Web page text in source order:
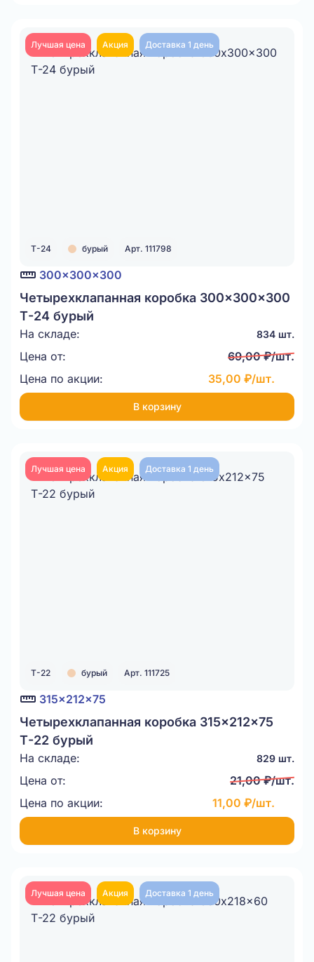
Лучшая цена Акция Доставка 1 день
Т-24 бурый Арт. 111798
300x300x300
Четырехклапанная коробка 300x300x300
Т-24 бурый
На складе: 834 шт.
Цена от:
69,00 ₽/шт.
Цена по акции:
35,00 ₽/шт.
В корзину
Лучшая цена Акция Доставка 1 день
Т-22 бурый Арт. 111725
315x212x75
Четырехклапанная коробка 315x212x75
Т-22 бурый
На складе: 829 шт.
Цена от:
21,00 ₽/шт.
Цена по акции:
11,00 ₽/шт.
В корзину
Лучшая цена Акция Доставка 1 день